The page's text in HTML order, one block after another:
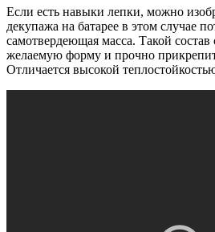
Если есть навыки лепки, можно
декупажа на батарее в этом случае
самотвердеющая масса. Такой состав
желаемую форму и прочно
Отличается высокой